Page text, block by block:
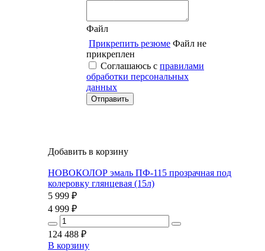
Файл
Прикрепить резюме Файл не
прикреплен
Соглашаюсь с правилами
обработки персональных
данных
Добавить в корзину
НОВОКОЛОР эмаль ПФ-115 прозрачная под
колеровку глянцевая (15л)
5 999 ₽
4 999 ₽
124 488 ₽
В корзину